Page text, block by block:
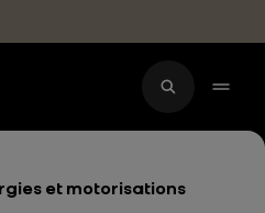
et motorisations